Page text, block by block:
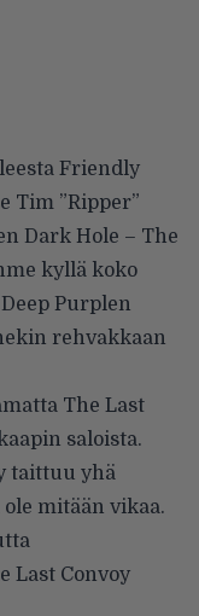
Friendly
Tim ”Ripper”
Dark Hole – The
kyllä koko
Purplen
rehvakkaan
The Last
saloista.
taittuu yhä
mitään vikaa.
Last Convoy